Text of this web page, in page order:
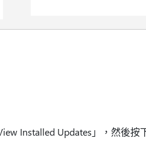
Installed Updates」，然後按